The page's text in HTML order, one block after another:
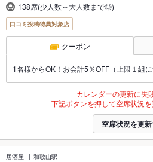
138席(少人数～大人数まで◎)
口コミ投稿特典対象店
クーポン
1名様からOK！お会計5％OFF（上限１組
カレンダーの更新に失
下記ボタンを押して空席状況を
空席状況を更
居酒屋 和歌山駅